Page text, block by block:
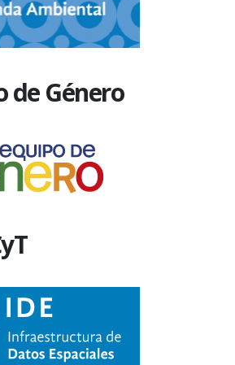
de Género